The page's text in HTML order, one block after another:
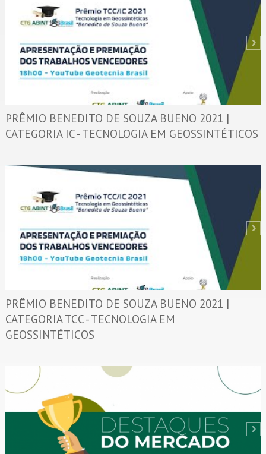
PRÊMIO BENEDITO DE SOUZA BUENO 2021 |
CATEGORIA IC - TECNOLOGIA EM GEOSSINTÉTICOS
PRÊMIO BENEDITO DE SOUZA BUENO 2021 |
CATEGORIA TCC - TECNOLOGIA EM
GEOSSINTÉTICOS